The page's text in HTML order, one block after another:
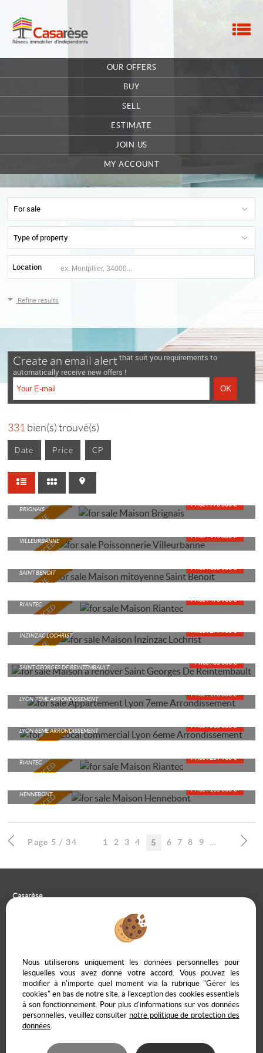
OUR COMPANY
OFFERS SAVED 0
OUR OFFERS
BUY
SELL
ESTIMATE
JOIN US
MY ACCOUNT
For sale
Type of property
Location
Refine results
Create an email alertthat suit you requirements to
automatically receive new offers !
331 bien(s) trouvé(s)
Date Price CP
BRIGNAIS
Price : 770 000 €*
VILLEURBANNE
Price : 145 000 €*
SAINT BENOIT
Price : 185 000 €*
RIANTEC
Price : 478 900 €*
INZINZAC LOCHRIST
Price : 279 900 €*
SAINT GEORGES DE REINTEMBAULT
Price : 85 000 €*
LYON 7EME ARRONDISSEMENT
Price : 178 000 €*
LYON 6EME ARRONDISSEMENT
Price : 515 000 €*
RIANTEC
Price : 259 900 €*
HENNEBONT
Price : 135 000 €*
Page 5 / 34 1 2 3 4 5 6 7 8 9
Casarèse
09 85 65 95 83
Legal Notice Data protection policy Manage cookies
Our Fee Schedule
Owner Extranet
Nous utiliserons uniquement les données personnelles pour
lesquelles vous avez donné votre accord. Vous pouvez les
modifier à n'importe quel moment via la rubrique "Gérer les
cookies" en bas de notre site, à l'exception des cookies essentiels
à son fonctionnement. Pour plus d'informations sur vos données
personnelles, veuillez consulter notre politique de protection des
données.